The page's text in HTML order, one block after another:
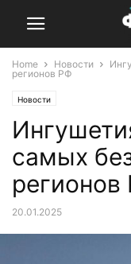
Home Новости
регионов РФ
Новости
самых
регионов
20.01.2025